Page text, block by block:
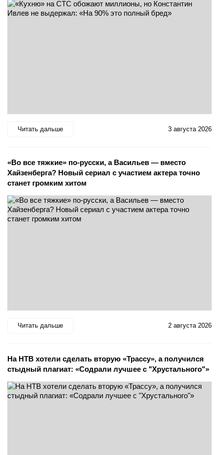
Читать дальше 3 августа 2026
«Во все тяжкие» по-русски, а Васильев — вместо
Хайзенберга? Новый сериал с участием актера точно
станет громким хитом
Читать дальше 2 августа 2026
На НТВ хотели сделать вторую «Трассу», а получился
стыдный плагиат: «Содрали лучшее с "Хрустального"»